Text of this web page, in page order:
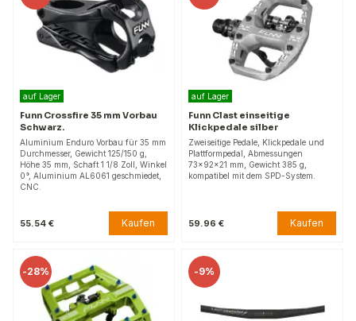
auf Lager
Funn Crossfire 35 mm Vorbau
Schwarz.
Aluminium Enduro Vorbau für 35 mm
Durchmesser, Gewicht 125/150 g,
Höhe 35 mm, Schaft 1 1/8 Zoll, Winkel
0°, Aluminium AL6061 geschmiedet,
CNC.
55.54 € Kaufen
auf Lager
Funn Clast einseitige
Klickpedale silber
Zweiseitige Pedale, Klickpedale und
Plattformpedal, Abmessungen
73x92x21 mm, Gewicht 385 g,
kompatibel mit dem SPD-System.
59.96 € Kaufen
-28% -9%